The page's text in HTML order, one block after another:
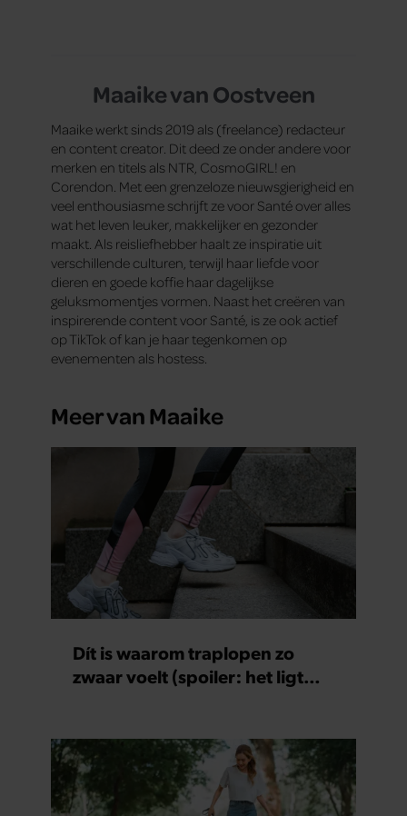
Maaike van Oostveen
Maaike werkt sinds 2019 als (freelance) redacteur
en content creator. Dit deed ze onder andere voor
merken en titels als NTR, CosmoGIRL! en
Corendon. Met een grenzeloze nieuwsgierigheid en
veel enthousiasme schrijft ze voor Santé over alles
wat het leven leuker, makkelijker en gezonder
maakt. Als reisliefhebber haalt ze inspiratie uit
verschillende culturen, terwijl haar liefde voor
dieren en goede koffie haar dagelijkse
geluksmomentjes vormen. Naast het creëren van
inspirerende content voor Santé, is ze ook actief
op TikTok of kan je haar tegenkomen op
evenementen als hostess.
Meer van Maaike
Dít is waarom traplopen zo
zwaar voelt (spoiler: het ligt